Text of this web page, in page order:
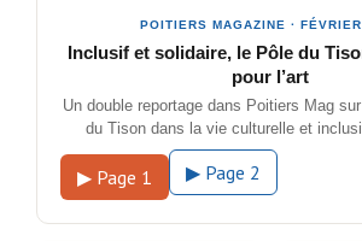
POITIERS MAGAZINE ·
Inclusif et solidaire, le Pôle du
pour l’art
Un double reportage dans Poitiers Mag
du Tison dans la vie culturelle et
▶ Page 1 ▶ Page 2